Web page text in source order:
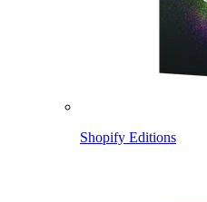
Shopify Editions